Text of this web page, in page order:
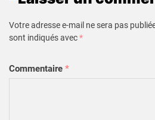
Votre adresse e-mail ne sera pas
sont indiqués avec*
Commentaire *